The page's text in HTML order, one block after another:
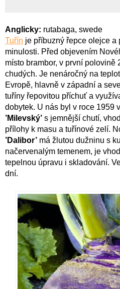
Anglicky: rutabaga, swede
Tuřín je příbuzný řepce olejce
minulosti. Před objevením
místo brambor, v první polovině
chudých. Je nenáročný na
Evropě, hlavně v západní a
tuříny řepovitou příchuť a
dobytek. U nás byl v roce 1959
’Milevský’ s jemnější chutí,
přílohy k masu a tuřínové zelí.
’Dalibor’ má žlutou dužninu s
načervenalým temenem, je
tepelnou úpravu i skladování.
dní.